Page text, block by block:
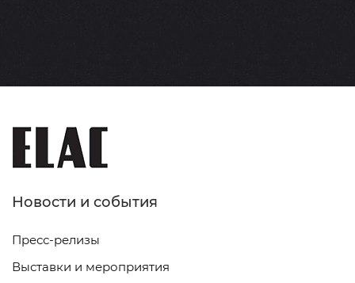
Новости и события
Пресс-релизы
Выставки и мероприятия